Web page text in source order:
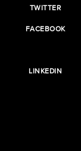
TWITTER
FACEBOOK
LINKEDIN